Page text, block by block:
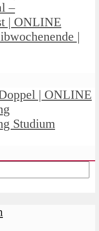
–
| ONLINE
|
| ONLINE
Studium